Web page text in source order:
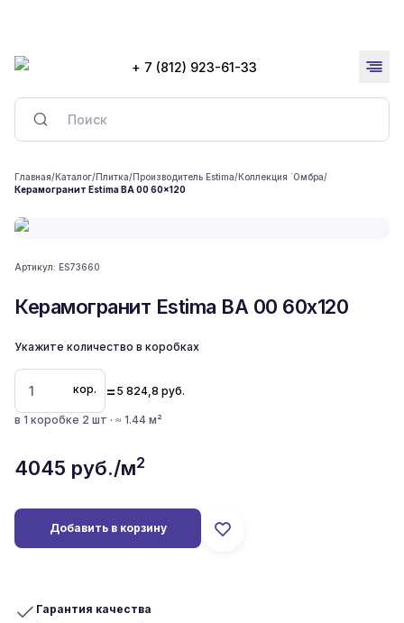
+ 7 (812) 923-61-33
Главная/Каталог/Плитка/Производитель Estima/Коллекция `Омбра/
Керамогранит Estima BA 00 60x120
Артикул: ES73660
Керамогранит Estima BA 00 60x120
Укажите количество в коробках
кор. = 5 824,8 руб.
в 1 коробке 2 шт · ≈ 1.44 м²
4045 руб./м2
Добавить в корзину
Гарантия качества